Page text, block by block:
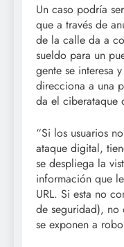
Un caso podría
que a través de
de la calle da a
sueldo para un
gente se interesa
direcciona a una
da el ciberataque
“Si los usuarios
ataque digital,
se despliega la
información que
URL. Si esta no
de seguridad),
se exponen a